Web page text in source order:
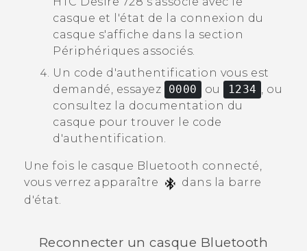
casque et l'état de la connexion du
casque s'affiche dans la section
Périphériques associés.
Un code d'authentification vous est
demandé, essayez
0000 ou 1234 , ou
consultez la documentation du
casque pour trouver le code
d'authentification.
Une fois le casque Bluetooth connecté,
vous verrez apparaître
dans la barre
d'état.
Reconnecter un casque Bluetooth